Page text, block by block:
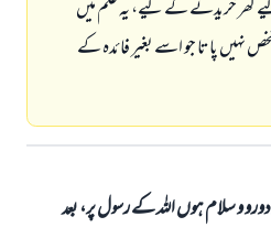
گھر خريدنے كے ليے، يہ علم ميں
نہيں پاتا جو اسے بغير فائدہ كے
و سلام ہوں اللہ کے رسول پر، بعد